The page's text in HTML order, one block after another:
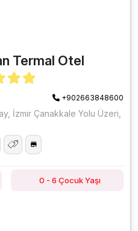
Termal Otel
+902663848600
İzmir Çanakkale Yolu Üzeri,
0 - 6 Çocuk Yaşı